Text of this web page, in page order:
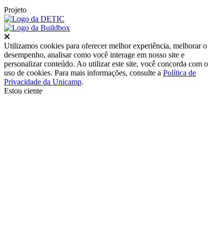
Projeto
Utilizamos cookies para oferecer melhor experiência, melhorar o
desempenho, analisar como você interage em nosso site e
personalizar conteúdo. Ao utilizar este site, você concorda com o
uso de cookies. Para mais informações, consulte a Política de
Privacidade da Unicamp.
Estou ciente